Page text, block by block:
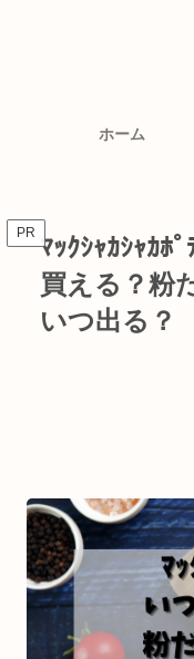
ホーム
PR ﾏｯｸｼｬｶｼｬｶﾎ
買える？粉
いつ出る？